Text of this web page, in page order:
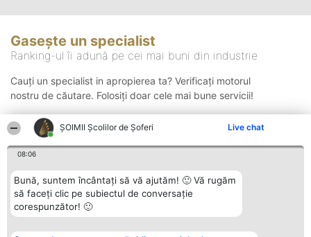
ŞOIMII Școlilor de Șoferi Live chat
08:06
Bună, suntem încântați să vă ajutăm! 🙂 Vă rugăm
să faceți clic pe subiectul de conversație
corespunzător! 🙂
Gasește un specialist
Ranking-ul îi adună pe cei mai buni din industrie
Cauți un specialist in apropierea ta? Verificați motorul
nostru de căutare. Folosiți doar cele mai bune servicii!